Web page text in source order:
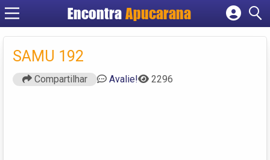
Encontra Apucarana
Cadastrar empresa
SAMU 192
Compartilhar Avalie! 2296